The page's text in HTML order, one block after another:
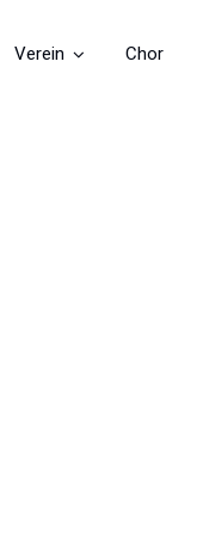
Verein Chor